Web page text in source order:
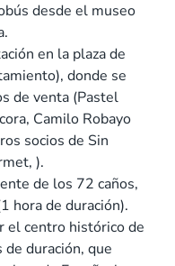
desde el museo
en la plaza de
donde se
de venta (Pastel
Camilo Robayo
socios de Sin
).
de los 72 caños,
hora de duración).
el centro histórico de
de duración, que